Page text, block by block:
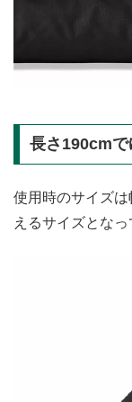
長さ190cm
使用時のサイズ
えるサイズとなっ